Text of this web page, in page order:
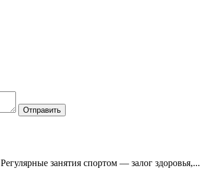
Регулярные занятия спортом — залог здоровья,...